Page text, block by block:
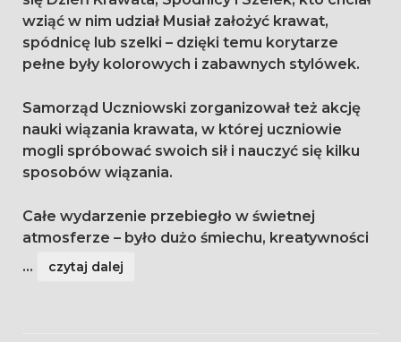
wziąć w nim udział Musiał założyć krawat,
spódnicę lub szelki – dzięki temu korytarze
pełne były kolorowych i zabawnych stylówek.
Samorząd Uczniowski zorganizował też akcję
nauki wiązania krawata, w której uczniowie
mogli spróbować swoich sił i nauczyć się kilku
sposobów wiązania.
Całe wydarzenie przebiegło w świetnej
atmosferze – było dużo śmiechu, kreatywności
...
czytaj dalej